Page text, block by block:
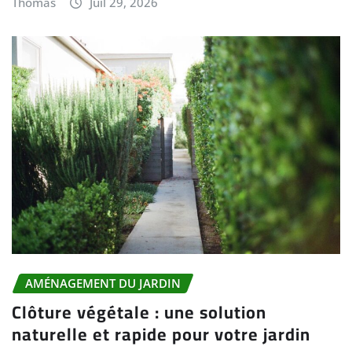
AMÉNAGEMENT DU JARDIN
Clôture végétale : une solution
naturelle et rapide pour votre jardin